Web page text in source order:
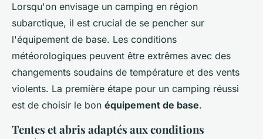
Lorsqu'on envisage un camping en région
subarctique, il est crucial de se pencher sur
l'équipement de base. Les conditions
météorologiques peuvent être extrêmes avec des
changements soudains de température et des vents
violents. La première étape pour un camping réussi
est de choisir le bon équipement de base.
Tentes et abris adaptés aux conditions